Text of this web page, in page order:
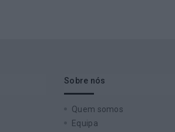
Sobre nós
Quem somos
Equipa